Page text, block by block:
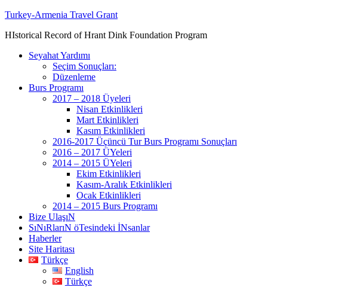
Turkey-Armenia Travel Grant
HIstorical Record of Hrant Dink Foundation Program
Seyahat Yardımı
Seçim Sonuçları:
Düzenleme
Burs Programı
2017 – 2018 Üyeleri
Nisan Etkinlikleri
Mart Etkinlikleri
Kasım Etkinlikleri
2016-2017 Üçüncü Tur Burs Programı Sonuçları
2016 – 2017 ÜYeleri
2014 – 2015 ÜYeleri
Ekim Etkinlikleri
Kasım-Aralık Etkinlikleri
Ocak Etkinlikleri
2014 – 2015 Burs Programı
Bize UlaşıN
SıNıRlarıN öTesindeki İNsanlar
Haberler
Site Haritası
Türkçe
English
Türkçe